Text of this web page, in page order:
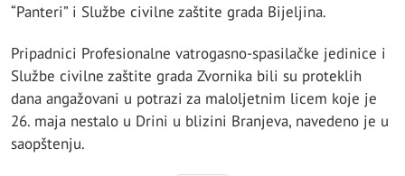
“Panteri” i Službe civilne zaštite grada Bijeljina.
Pripadnici Profesionalne vatrogasno-spasilačke jedinice i
Službe civilne zaštite grada Zvornika bili su proteklih
dana angažovani u potrazi za maloljetnim licem koje je
26. maja nestalo u Drini u blizini Branjeva, navedeno je u
saopštenju.